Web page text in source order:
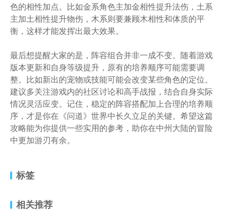
色的相性加点。比如金系角色主加金相性提升法伤，土系
主加土相性提升物伤，木系则要兼顾木相性和体质的平
衡，这样才能发挥出最大效果。
最后想提醒大家的是，阵容组合并非一成不变。随着游戏
版本更新和自身等级提升，原有的培养顺序可能需要调
整。比如新出的宠物或技能可能会改变某些角色的定位。
建议多关注游戏内的社区讨论和高手战报，结合自身实际
情况灵活应变。记住，稳定的阵容搭配加上合理的培养顺
序，才是你在《问道》世界中长久立足的关键。希望这篇
攻略能为你提供一些实用的参考，助你在中州大陆的冒险
中更加游刃有余。
标签
相关推荐